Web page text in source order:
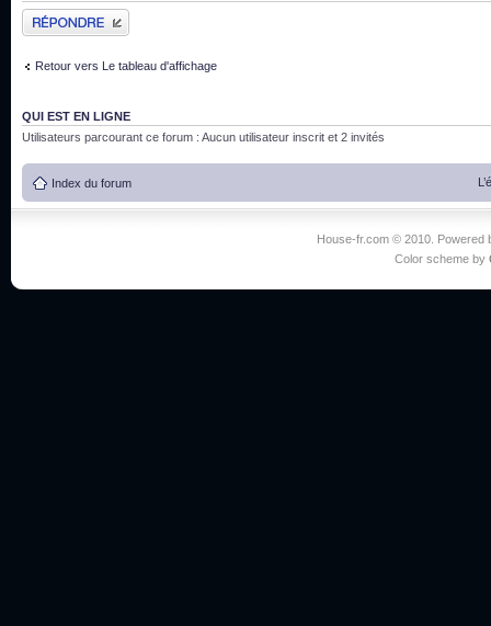
Publier une réponse
Retour vers Le tableau d'affichage
QUI EST EN LIGNE
Utilisateurs parcourant ce forum : Aucun utilisateur inscrit et 2 invités
Index du forum
House-fr.com © 2010. Powered
Color scheme by